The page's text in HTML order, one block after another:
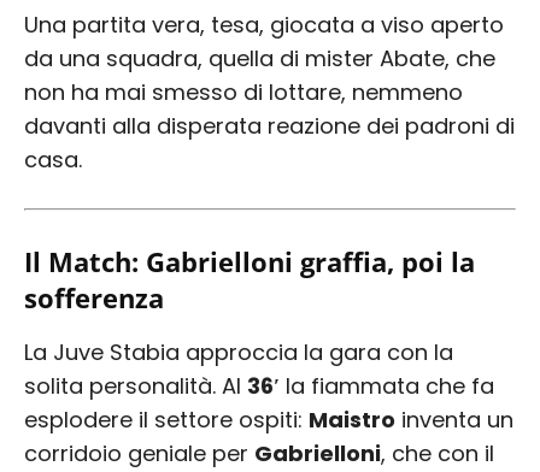
Una partita vera, tesa, giocata a viso aperto
da una squadra, quella di mister Abate, che
non ha mai smesso di lottare, nemmeno
davanti alla disperata reazione dei padroni di
casa.
Il Match: Gabrielloni graffia, poi la
sofferenza
La Juve Stabia approccia la gara con la
solita personalità. Al 36′ la fiammata che fa
esplodere il settore ospiti: Maistro inventa un
corridoio geniale per Gabrielloni, che con il